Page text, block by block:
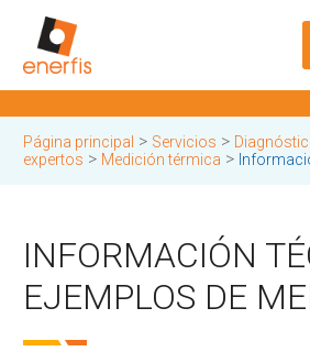
Página principal > Servicios >
expertos > Medición térmica >
INFORMACIÓN
EJEMPLOS DE